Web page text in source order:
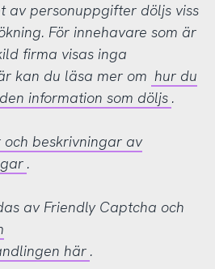
av personuppgifter döljs viss
För innehavare som är
firma visas inga
kan du läsa mer om hur du
information som döljs .
och beskrivningar av
.
av Friendly Captcha och
här .